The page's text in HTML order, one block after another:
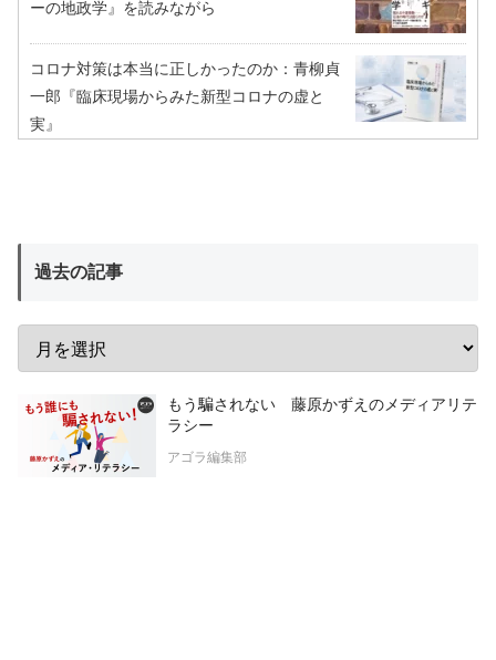
ーの地政学』を読みながら
コロナ対策は本当に正しかったのか：青柳貞
一郎『臨床現場からみた新型コロナの虚と
実』
過去の記事
もう騙されない 藤原かずえのメディアリテ
ラシー
アゴラ編集部